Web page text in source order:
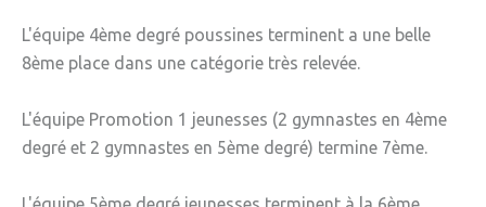
L'équipe 4ème degré poussines terminent a une belle
8ème place dans une catégorie très relevée.
L'équipe Promotion 1 jeunesses (2 gymnastes en 4ème
degré et 2 gymnastes en 5ème degré) termine 7ème.